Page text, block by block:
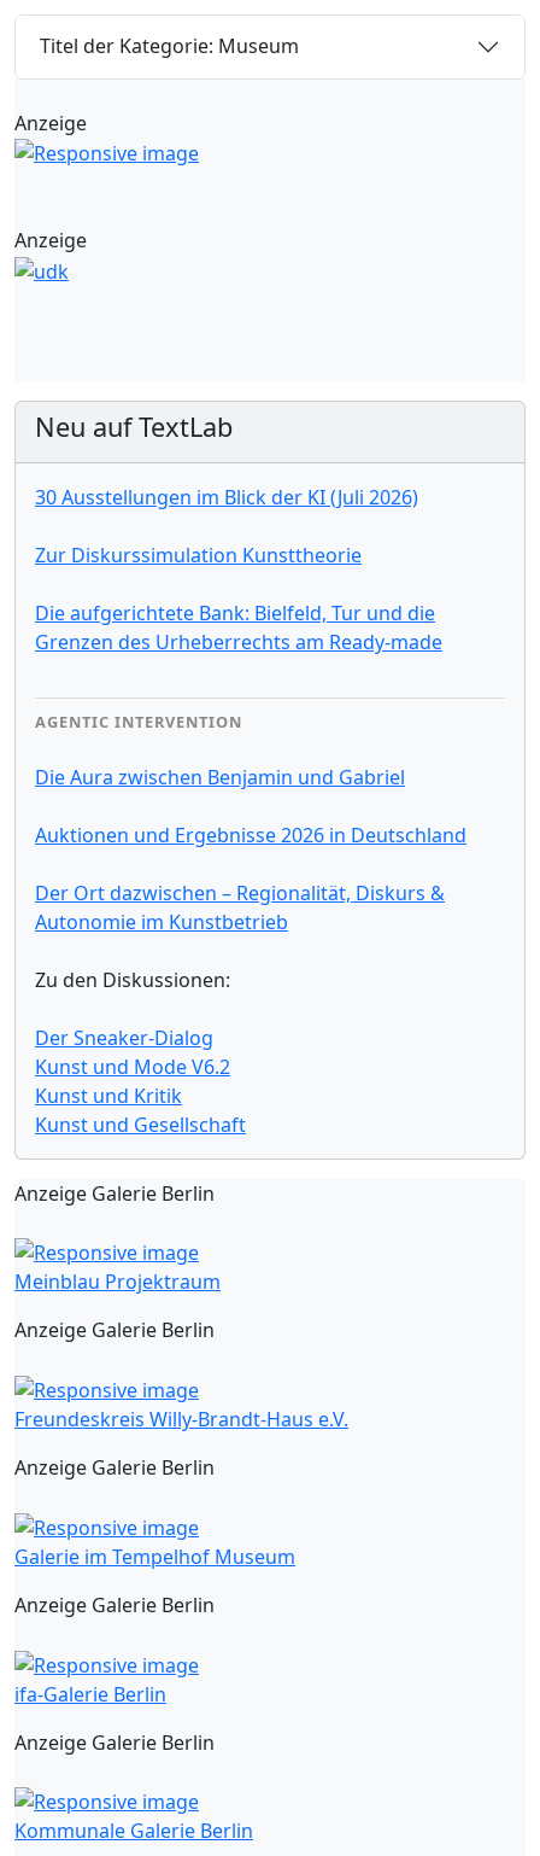
Titel der Kategorie: Museum
Anzeige
Anzeige
Neu auf TextLab
30 Ausstellungen im Blick der KI (Juli 2026)
Zur Diskurssimulation Kunsttheorie
Die aufgerichtete Bank: Bielfeld, Tur und die
Grenzen des Urheberrechts am Ready-made
AGENTIC INTERVENTION
Die Aura zwischen Benjamin und Gabriel
Auktionen und Ergebnisse 2026 in Deutschland
Der Ort dazwischen – Regionalität, Diskurs &
Autonomie im Kunstbetrieb
Zu den Diskussionen:
Der Sneaker-Dialog
Kunst und Mode V6.2
Kunst und Kritik
Kunst und Gesellschaft
Anzeige Galerie Berlin
Meinblau Projektraum
Anzeige Galerie Berlin
Freundeskreis Willy-Brandt-Haus e.V.
Anzeige Galerie Berlin
Galerie im Tempelhof Museum
Anzeige Galerie Berlin
ifa-Galerie Berlin
Anzeige Galerie Berlin
Kommunale Galerie Berlin